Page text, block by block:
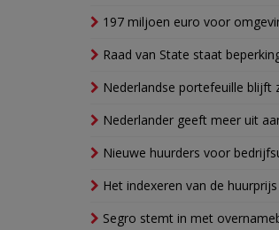
197 miljoen euro voor
Raad van State staat
Nederlandse portefeuille
Nederlander geeft meer uit
Nieuwe huurders voor
Het indexeren van de
Segro stemt in met